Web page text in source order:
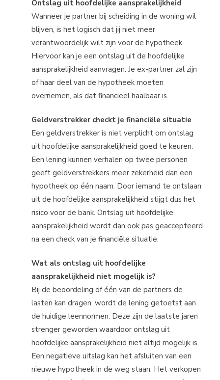
Ontslag uit hoofdelijke aansprakelijkheid
Wanneer je partner bij scheiding in de woning wil
blijven, is het logisch dat jij niet meer
verantwoordelijk wilt zijn voor de hypotheek.
Hiervoor kan je een ontslag uit de hoofdelijke
aansprakelijkheid aanvragen. Je ex-partner zal zijn
of haar deel van de hypotheek moeten
overnemen, als dat financieel haalbaar is.
Geldverstrekker checkt je financiële situatie
Een geldverstrekker is niet verplicht om ontslag
uit hoofdelijke aansprakelijkheid goed te keuren.
Een lening kunnen verhalen op twee personen
geeft geldverstrekkers meer zekerheid dan een
hypotheek op één naam. Door iemand te ontslaan
uit de hoofdelijke aansprakelijkheid stijgt dus het
risico voor de bank. Ontslag uit hoofdelijke
aansprakelijkheid wordt dan ook pas geaccepteerd
na een check van je financiële situatie.
Wat als ontslag uit hoofdelijke
aansprakelijkheid niet mogelijk is?
Bij de beoordeling of één van de partners de
lasten kan dragen, wordt de lening getoetst aan
de huidige leennormen. Deze zijn de laatste jaren
strenger geworden waardoor ontslag uit
hoofdelijke aansprakelijkheid niet altijd mogelijk is.
Een negatieve uitslag kan het afsluiten van een
nieuwe hypotheek in de weg staan. Het verkopen